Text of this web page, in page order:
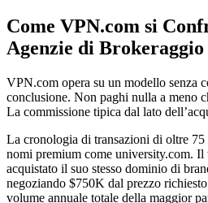
Come VPN.com si
Agenzie di Brokeraggio
VPN.com opera su un modello senza
conclusione. Non paghi nulla a meno
La commissione tipica dal lato
La cronologia di transazioni di oltre
nomi premium come university.com.
acquistato il suo stesso dominio di
negoziando $750K dal prezzo
volume annuale totale della maggior